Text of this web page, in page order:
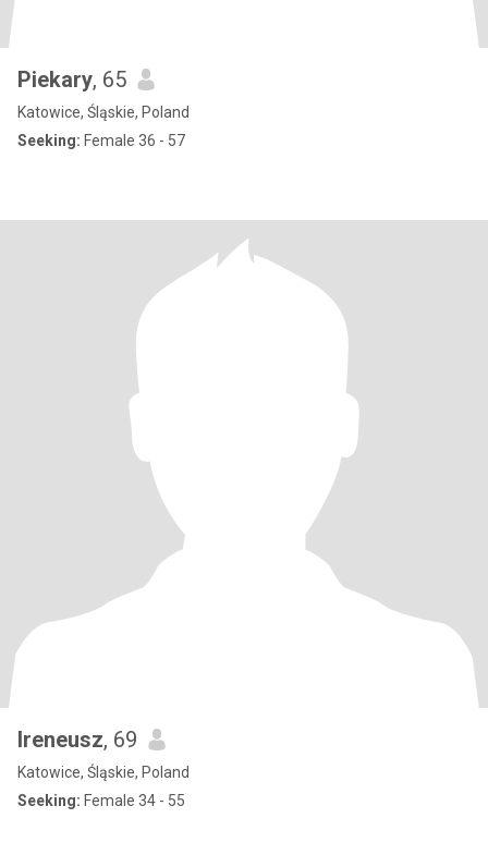
Piekary, 65
Katowice, Śląskie, Poland
Seeking: Female 36 - 57
Ireneusz, 69
Katowice, Śląskie, Poland
Seeking: Female 34 - 55